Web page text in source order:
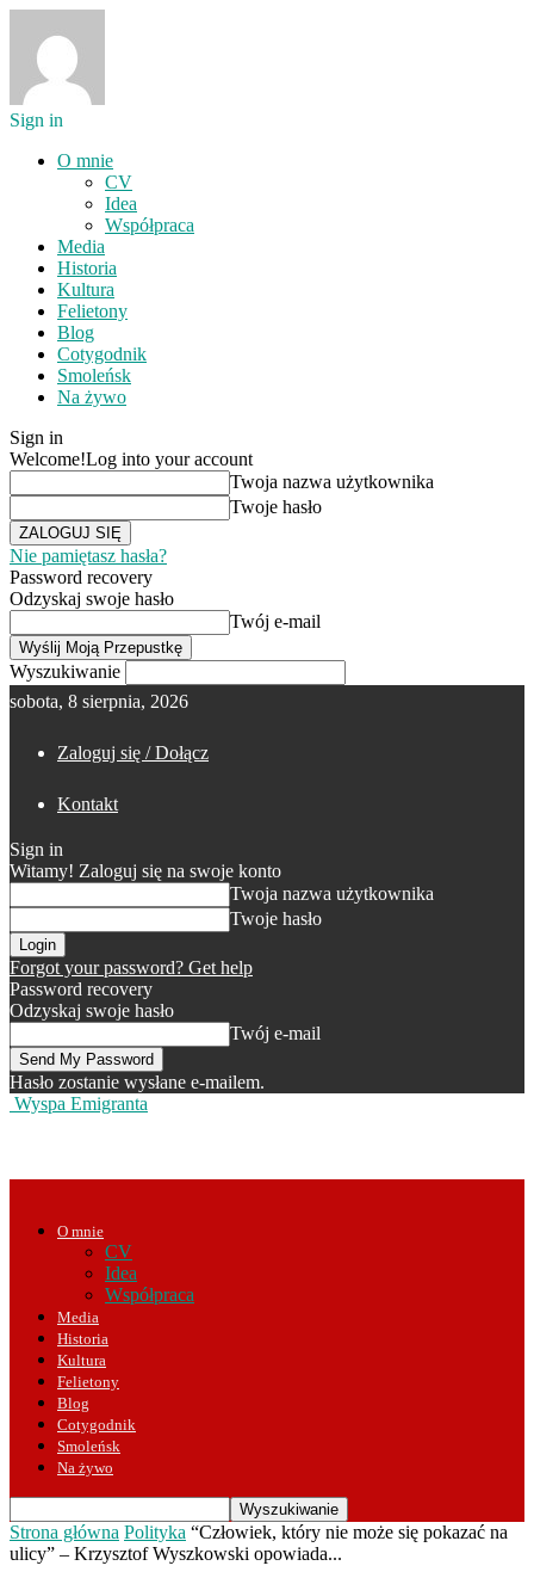
Sign in
O mnie
CV
Idea
Współpraca
Media
Historia
Kultura
Felietony
Blog
Cotygodnik
Smoleńsk
Na żywo
Sign in
Welcome!Log into your account
Twoja nazwa użytkownika
Twoje hasło
Nie pamiętasz hasła?
Password recovery
Odzyskaj swoje hasło
Twój e-mail
Wyszukiwanie
sobota, 8 sierpnia, 2026
Zaloguj się / Dołącz
Kontakt
Sign in
Witamy! Zaloguj się na swoje konto
Twoja nazwa użytkownika
Twoje hasło
Forgot your password? Get help
Password recovery
Odzyskaj swoje hasło
Twój e-mail
Hasło zostanie wysłane e-mailem.
Wyspa Emigranta
O mnie
CV
Idea
Współpraca
Media
Historia
Kultura
Felietony
Blog
Cotygodnik
Smoleńsk
Na żywo
Strona główna Polityka “Człowiek, który nie może się pokazać na
ulicy” – Krzysztof Wyszkowski opowiada...